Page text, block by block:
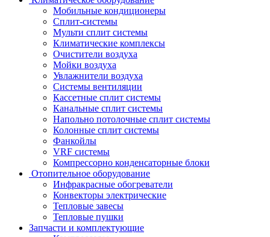
Мобильные кондиционеры
Сплит-системы
Мульти сплит системы
Климатические комплексы
Очистители воздуха
Мойки воздуха
Увлажнители воздуха
Системы вентиляции
Кассетные сплит системы
Канальные сплит системы
Напольно потолочные сплит системы
Колонные сплит системы
Фанкойлы
VRF системы
Компрессорно конденсаторные блоки
Отопительное оборудование
Инфракрасные обогреватели
Конвекторы электрические
Тепловые завесы
Тепловые пушки
Запчасти и комплектующие